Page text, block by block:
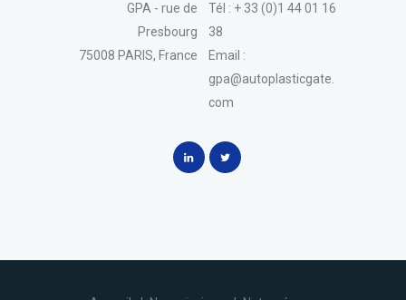
Tél : + 33 (0)1 44 01 16
38
Email :
gpa@autoplasticgate.
com
GPA - rue de
Presbourg
75008 PARIS, France